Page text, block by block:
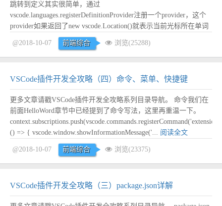
跳转到定义其实很简单，通过
vscode.languages.registerDefinitionProvider注册一个provider，这个
provider如果返回了new vscode.Location()就表示当前光标所在单词
支持跳转，并且跳转到对应location。 为了示例更加有意义，我在
这里写了一个支持package.... 阅读全文
@2018-10-07 前端综合 浏览(25288)
VSCode插件开发全攻略（四）命令、菜单、快捷键
更多文章请戳VSCode插件开发全攻略系列目录导航。 命令我们在
前面HelloWord章节中已经提到了命令写法，这里再重温一下。
() => { vscode.window.showInformationMessage('... 阅读全文
@2018-10-07 前端综合 浏览(23375)
VSCode插件开发全攻略（三）package.json详解